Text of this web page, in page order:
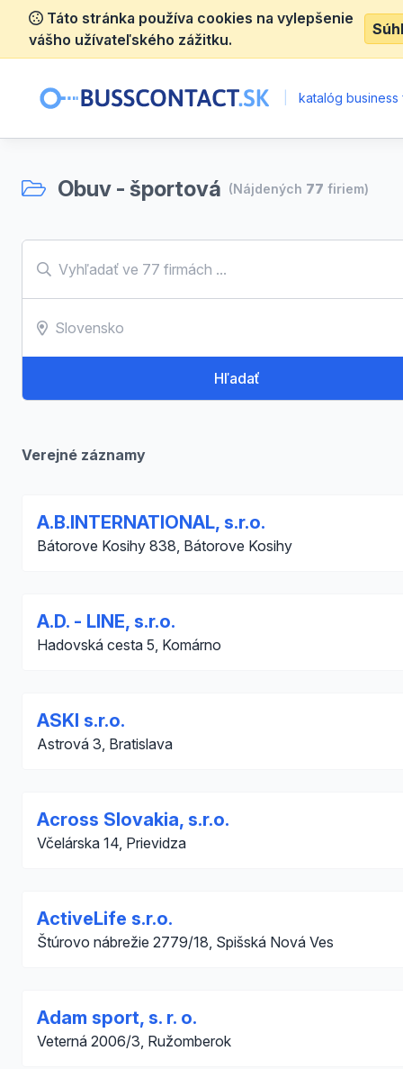
Táto stránka používa cookies na vylepšenie
vášho užívateľského zážitku.
katalóg business
Obuv - športová (Nájdených 77 firiem)
Hľadať
Verejné záznamy
A.B.INTERNATIONAL, s.r.o.
Bátorove Kosihy 838, Bátorove Kosihy
A.D. - LINE, s.r.o.
Hadovská cesta 5, Komárno
ASKI s.r.o.
Astrová 3, Bratislava
Across Slovakia, s.r.o.
Včelárska 14, Prievidza
ActiveLife s.r.o.
Štúrovo nábrežie 2779/18, Spišská Nová Ves
Adam sport, s. r. o.
Veterná 2006/3, Ružomberok